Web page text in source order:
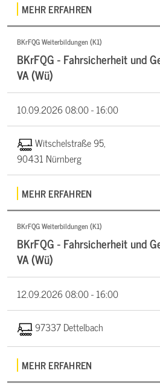
MEHR ERFAHREN
BKrFQG Weiterbildungen (K1)
BKrFQG - Fahrsicherheit und
VA (Wü)
10.09.202608:00 - 16:00
Witschelstraße 95,
90431 Nürnberg
MEHR ERFAHREN
BKrFQG Weiterbildungen (K1)
BKrFQG - Fahrsicherheit und
VA (Wü)
12.09.202608:00 - 16:00
97337 Dettelbach
MEHR ERFAHREN